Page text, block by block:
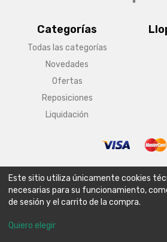
Categorías
Todas las categorías
Novedades
Ofertas
Reposiciones
Liquidación
Aviso legal Condiciones generales de
Política de privacidad
Política de
Este sitio utiliza únicamente cookies
necesarias para su funcionamiento,
de sesión y el carrito de la compra.
Quiero elegir